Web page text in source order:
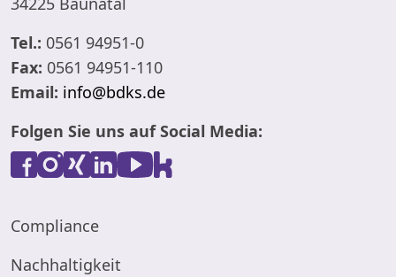
Tel.: 0561 94951-0
Fax: 0561 94951-110
Email: info@bdks.de
Folgen Sie uns auf Social Media:
Compliance
Nachhaltigkeit